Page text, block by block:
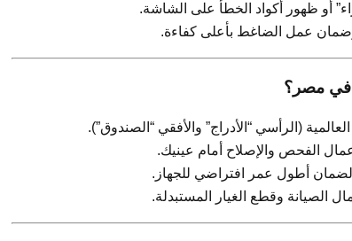
أو ظهور أكواد الخطأ على الشاشة.
وضمان عمل الضاغط بأعلى كفاءة.
في مصر؟
العالمية (الرأسي “الأدراج” والأفقي “الصندوق”).
الفحص والإصلاح أمام عينيك.
لضمان أطول عمر افتراضي للجهاز.
الصيانة وقطع الغيار المستبدلة.